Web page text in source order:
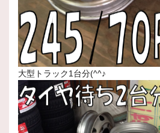
大型トラック1台分(^^♪